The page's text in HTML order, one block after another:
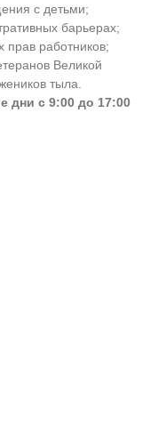
с детьми;
барьерах;
работников;
Великой
тыла.
дни с 9:00 до 17:00